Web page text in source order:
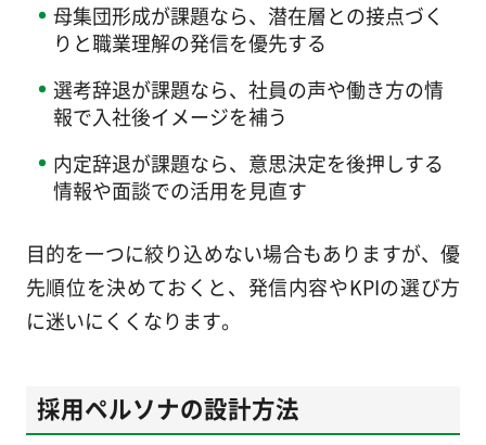
母集団形成が課題なら、潜在層との接点づく
りと職業理解の発信を優先する
選考辞退が課題なら、社員の声や働き方の情
報で入社後イメージを補う
内定辞退が課題なら、意思決定を後押しする
情報や面談での活用を見直す
目的を一つに絞り込めない場合もありますが、優
先順位を決めておくと、発信内容やKPIの選び方
に迷いにくくなります。
採用ペルソナの設計方法